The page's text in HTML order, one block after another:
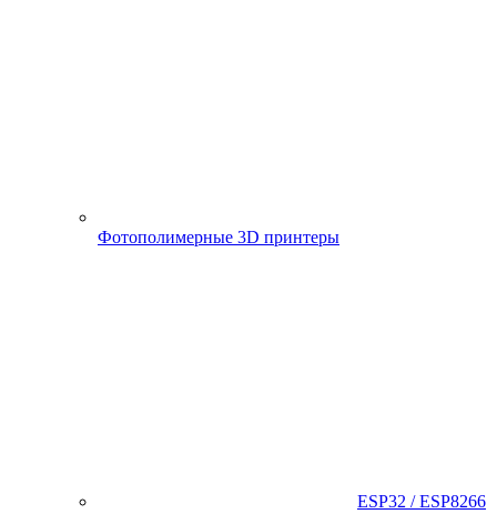
Фотополимерные 3D принтеры
ESP32 / ESP8266